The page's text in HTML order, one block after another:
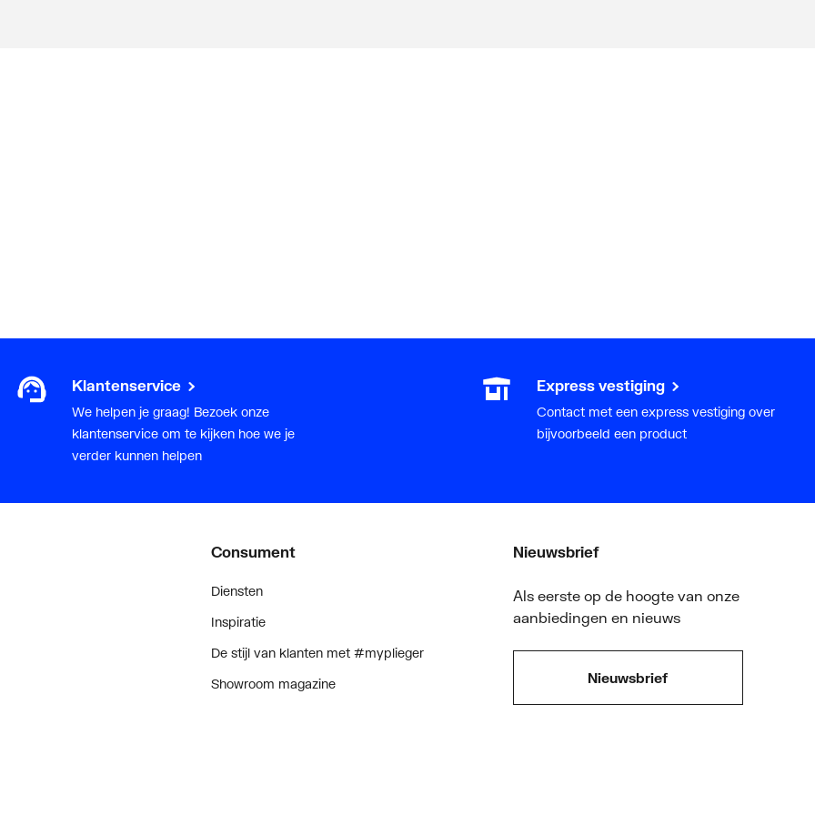
Klantenservice
We helpen je graag! Bezoek onze
klantenservice om te kijken hoe we je
verder kunnen helpen
Express vestiging
Contact met een express vestiging over
bijvoorbeeld een product
Consument
Diensten
Inspiratie
De stijl van klanten met #myplieger
Showroom magazine
Nieuwsbrief
Als eerste op de hoogte van onze
aanbiedingen en nieuws
Nieuwsbrief